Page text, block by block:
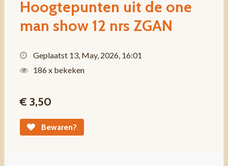
Hoogtepunten uit de one
man show 12 nrs ZGAN
Geplaatst 13, May, 2026, 16:01
186 x bekeken
€ 3,50
Bewaren?